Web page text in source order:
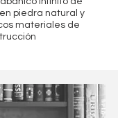
piedra natural y
materiales de